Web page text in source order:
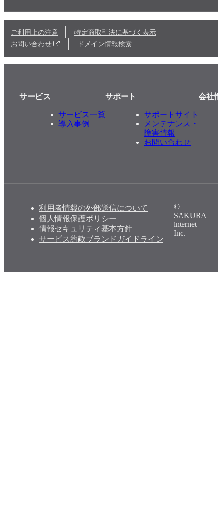
ご利用上の注意
特定商取引法に基づく表示
お問い合わせ
ドメイン情報検索
サービス
サービス一覧
導入事例
サポート
サポートサイト
メンテナンス・
障害情報
お問い合わせ
会社
利用者情報の外部送信について
個人情報保護ポリシー
情報セキュリティ基本方針
サービス約款ブランドガイドライン
©
SAKURA
internet
Inc.